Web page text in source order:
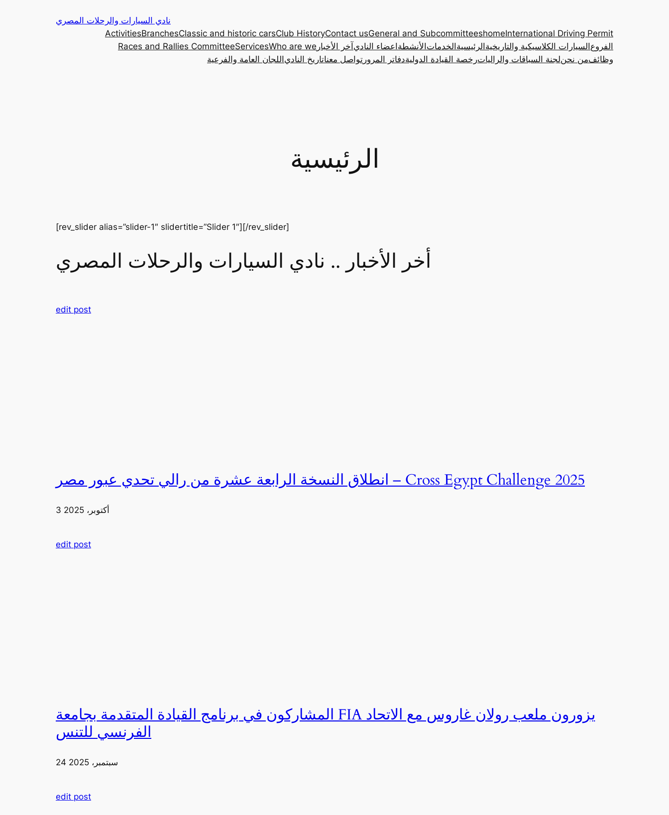
نادي السيارات والرحلات المصري
ActivitiesBranchesClassic and historic carsClub HistoryContact usGeneral and SubcommitteeshomeInternational Driving Permit
Races and Rallies CommitteeServicesWho are we آخر الأخبار اعضاء النادي الأنشطة الخدمات الرئيسية السيارات الكلاسيكية والتاريخية الفروع
اللجان العامة والفرعية تاريخ الناديتواصل معنا دفاتر المروررخصة القيادة الدوليةلجنة السباقات والرالياتمن نحنوظائف
الرئيسية
[rev_slider alias=”slider-1″ slidertitle=”Slider 1″][/rev_slider]
أخر الأخبار .. نادي السيارات والرحلات المصري
edit post
انطلاق النسخة الرابعة عشرة من رالي تحدي عبور مصر – Cross Egypt Challenge 2025
3 أكتوبر، 2025
edit post
المشاركون في برنامج القيادة المتقدمة بجامعة FIA يزورون ملعب رولان غاروس مع الاتحاد
الفرنسي للتنس
24 سبتمبر، 2025
edit post